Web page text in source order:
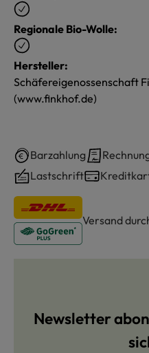
Regionale Bio-Wolle:
Hersteller:
Schäfereigenossenschaft
(www.finkhof.de)
Barzahlung
Lastschrift
Versand
Newsletter